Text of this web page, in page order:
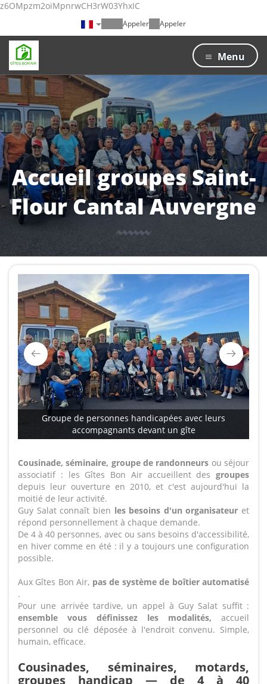
z6OMpzm2oiMpnrwCH3rW03YhxIC
Appeler Appeler
Menu
Accueil groupes Saint-
Flour Cantal Auvergne
Groupe de personnes handicapées avec leurs
accompagnants devant un gîte
Cousinade, séminaire, groupe de randonneurs ou séjour
associatif : les Gîtes Bon Air accueillent des groupes
depuis leur ouverture en 2010, et c'est aujourd'hui la
moitié de leur activité.
Guy Salat connaît bien les besoins d'un organisateur et
répond personnellement à chaque demande.
De 4 à 40 personnes, avec ou sans besoins d'accessibilité,
en hiver comme en été : il y a toujours une configuration
possible.
Aux Gîtes Bon Air, pas de système de boîtier automatisé
.
Pour une arrivée tardive, un appel à Guy Salat suffit :
ensemble vous définissez les modalités, accueil
personnel ou clé déposée à l'endroit convenu. Simple,
humain, efficace.
Cousinades, séminaires, motards,
groupes handicap — de 4 à 40